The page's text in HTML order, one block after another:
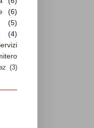
(6)
(5)
(4)
(3)